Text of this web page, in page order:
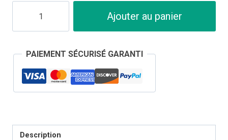
Boucles
Tête
Mort
Ajouter au panier
PAIEMENT SÉCURISÉ GARANTI
Description